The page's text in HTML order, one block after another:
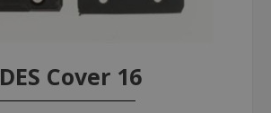
DES Cover 16